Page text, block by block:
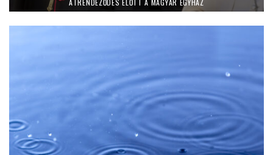
ÁTRENDEZŐDÉS ELŐTT A MAGYAR EGYHÁZ